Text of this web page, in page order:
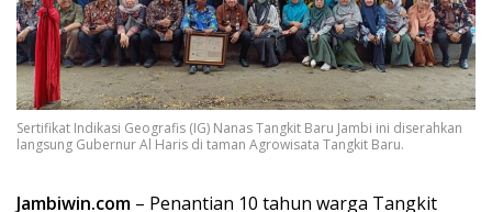
Sertifikat Indikasi Geografis (IG) Nanas Tangkit Baru Jambi ini diserahkan
langsung Gubernur Al Haris di taman Agrowisata Tangkit Baru.
Jambiwin.com – Penantian 10 tahun warga Tangkit